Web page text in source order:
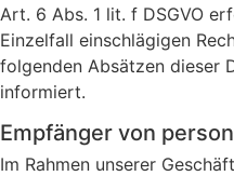
Art. 6 Abs. 1 lit. f DSGVO
Einzelfall einschlägigen
folgenden Absätzen dieser
informiert.
Empfänger von
Im Rahmen unserer